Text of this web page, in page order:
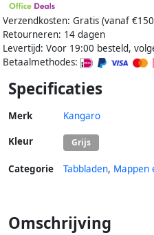
Verzendkosten: Gratis (vanaf
Retourneren: 14 dagen
Levertijd: Voor 19:00 besteld,
Betaalmethodes:
Specificaties
Merk Kangaro
Kleur Grijs
Categorie Tabbladen, Mappen
Omschrijving